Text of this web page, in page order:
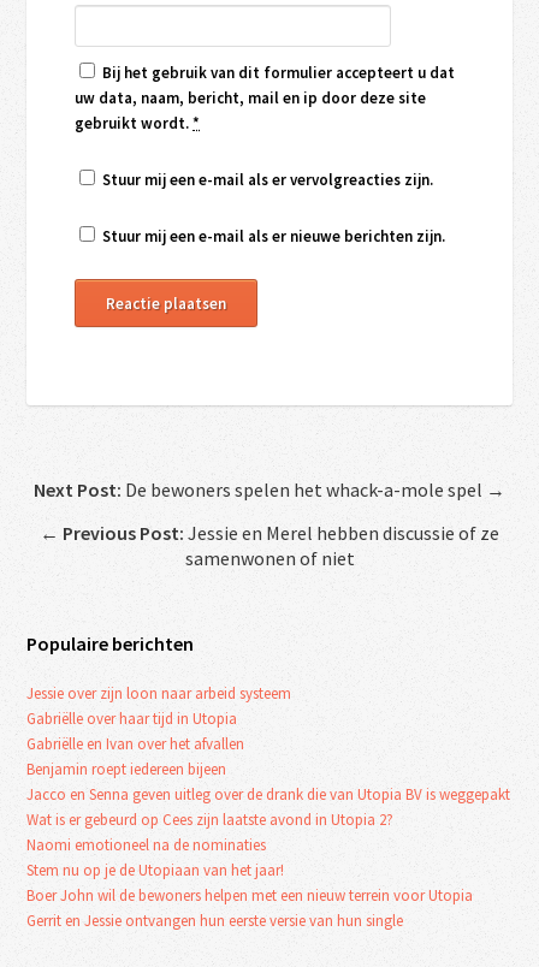
Bij het gebruik van dit formulier accepteert u dat
uw data, naam, bericht, mail en ip door deze site
gebruikt wordt.*
Stuur mij een e-mail als er vervolgreacties zijn.
Stuur mij een e-mail als er nieuwe berichten zijn.
Next Post: De bewoners spelen het whack-a-mole spel →
← Previous Post: Jessie en Merel hebben discussie of ze
samenwonen of niet
Populaire berichten
Jessie over zijn loon naar arbeid systeem
Gabriëlle over haar tijd in Utopia
Gabriëlle en Ivan over het afvallen
Benjamin roept iedereen bijeen
Jacco en Senna geven uitleg over de drank die van Utopia BV is weggepakt
Wat is er gebeurd op Cees zijn laatste avond in Utopia 2?
Naomi emotioneel na de nominaties
Stem nu op je de Utopiaan van het jaar!
Boer John wil de bewoners helpen met een nieuw terrein voor Utopia
Gerrit en Jessie ontvangen hun eerste versie van hun single